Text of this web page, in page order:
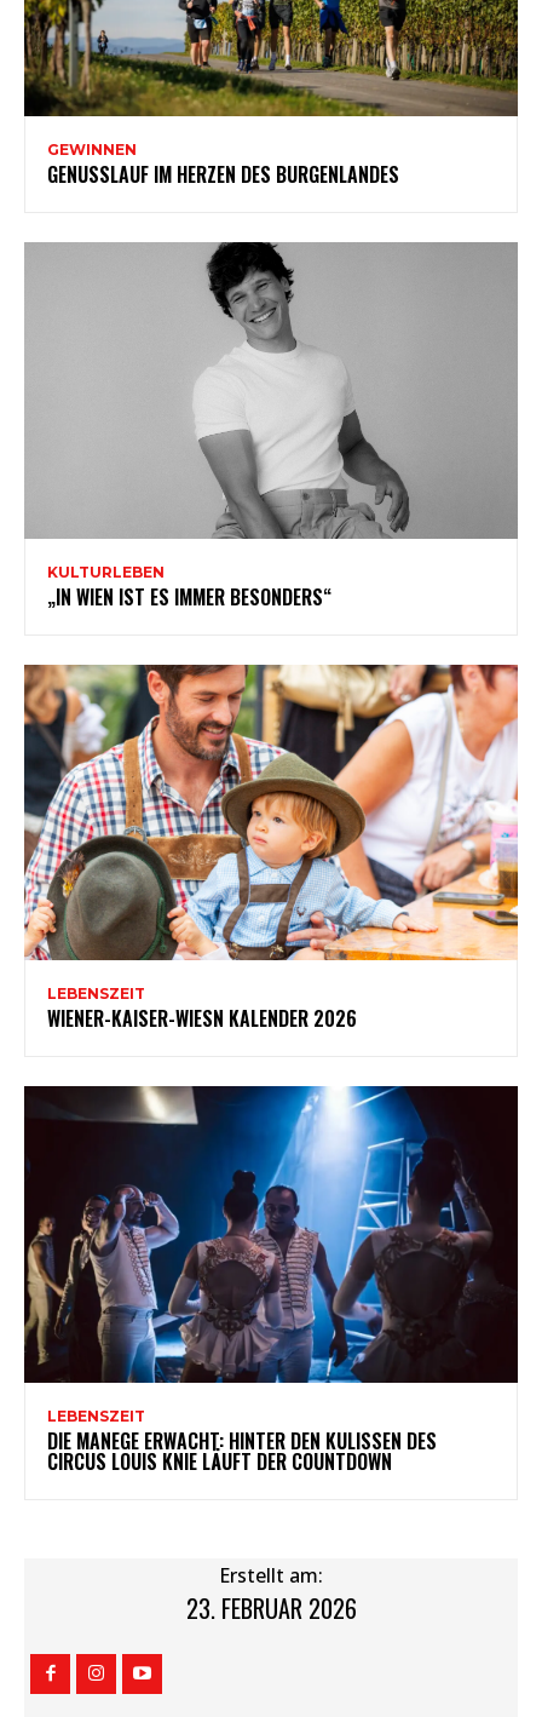
GEWINNEN
GENUSSLAUF IM HERZEN DES BURGENLANDES
KULTURLEBEN
„IN WIEN IST ES IMMER BESONDERS“
LEBENSZEIT
WIENER-KAISER-WIESN KALENDER 2026
LEBENSZEIT
DIE MANEGE ERWACHT: HINTER DEN KULISSEN DES
CIRCUS LOUIS KNIE LÄUFT DER COUNTDOWN
Erstellt am:
23. FEBRUAR 2026